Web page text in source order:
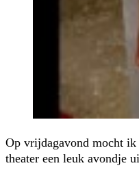
Op vrijdagavond mocht ik
theater een leuk avondje